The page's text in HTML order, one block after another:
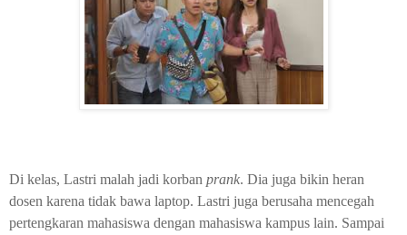
Di kelas, Lastri malah jadi korban prank. Dia juga bikin heran
dosen karena tidak bawa laptop. Lastri juga berusaha mencegah
pertengkaran mahasiswa dengan mahasiswa kampus lain. Sampai